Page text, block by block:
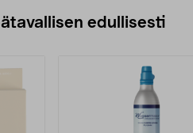
edullisesti